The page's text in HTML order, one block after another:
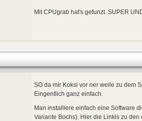
Mit CPUgrab hat's gefunzt. SUPER
SO da mir Koksi vor ner weile zu dem
Eingentlich ganz einfach.
Man installiere einfach eine Software
Variante Bochs). Hier die Linkls zu